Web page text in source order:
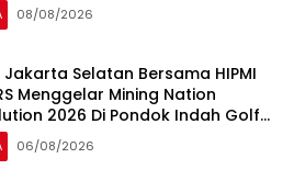
08/08/2026
Jakarta Selatan Bersama HIPMI
Menggelar Mining Nation
2026 Di Pondok Indah Golf
06/08/2026